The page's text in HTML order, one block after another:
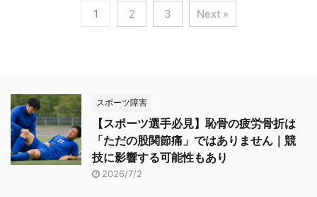
1 2 3 Next »
スポーツ障害
【スポーツ選手必見】恥骨の疲労骨折は
「ただの股関節痛」ではありません｜競
技に影響する可能性もあり
2026/7/2